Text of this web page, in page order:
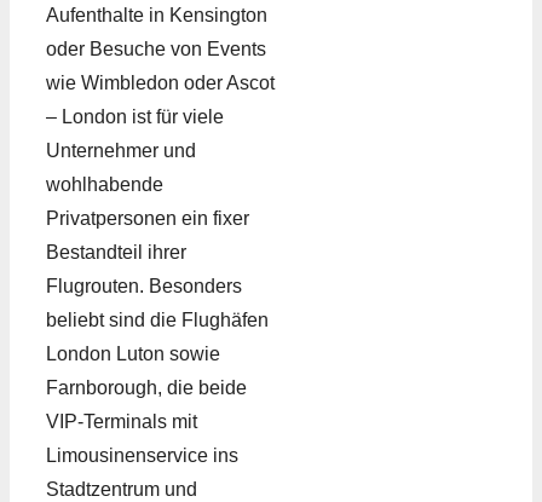
Aufenthalte in Kensington
oder Besuche von Events
wie Wimbledon oder Ascot
– London ist für viele
Unternehmer und
wohlhabende
Privatpersonen ein fixer
Bestandteil ihrer
Flugrouten. Besonders
beliebt sind die Flughäfen
London Luton sowie
Farnborough, die beide
VIP-Terminals mit
Limousinenservice ins
Stadtzentrum und